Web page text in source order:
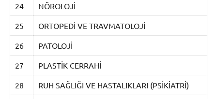
24 NÖROLOJİ
25 ORTOPEDİ VE TRAVMATOLOJİ
26 PATOLOJİ
27 PLASTİK CERRAHİ
28 RUH SAĞLIĞI VE HASTALIKLARI (PSİKİATRİ)